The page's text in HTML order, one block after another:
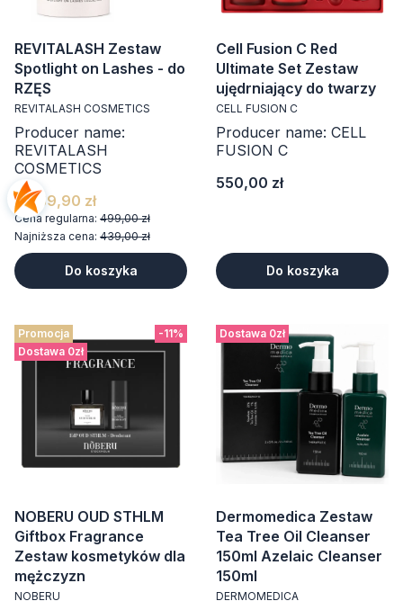
REVITALASH Zestaw
Spotlight on Lashes - do
RZĘS
REVITALASH COSMETICS
Producer name:
REVITALASH
COSMETICS
439,90 zł
Cena regularna: 499,00 zł
Najniższa cena: 439,00 zł
Do koszyka
Cell Fusion C Red
Ultimate Set Zestaw
ujędrniający do twarzy
CELL FUSION C
Producer name: CELL
FUSION C
Cena
550,00 zł
Do koszyka
-11%
Promocja
Dostawa 0zł
NOBERU OUD STHLM
Giftbox Fragrance
Zestaw kosmetyków dla
mężczyzn
NOBERU
Dostawa 0zł
Dermomedica Zestaw
Tea Tree Oil Cleanser
150ml Azelaic Cleanser
150ml
DERMOMEDICA